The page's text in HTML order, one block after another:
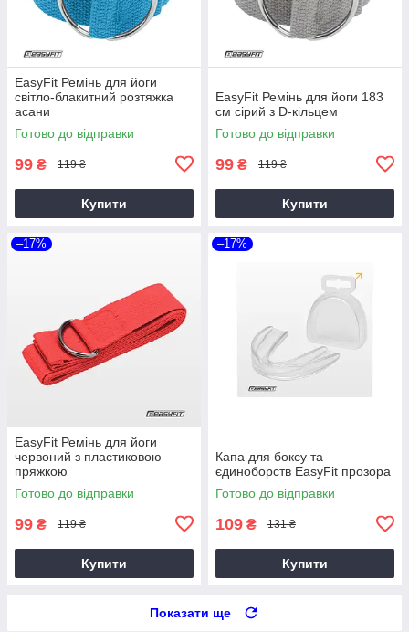
EasyFit Ремінь для йоги
світло-блакитний розтяжка
асани
Готово до відправки
99 ₴ 119 ₴
Купити
EasyFit Ремінь для йоги 183
см сірий з D-кільцем
Готово до відправки
99 ₴ 119 ₴
Купити
–17%
EasyFit Ремінь для йоги
червоний з пластиковою
пряжкою
Готово до відправки
99 ₴ 119 ₴
Купити
–17%
Капа для боксу та
єдиноборств EasyFit прозора
Готово до відправки
109 ₴ 131 ₴
Купити
Показати ще